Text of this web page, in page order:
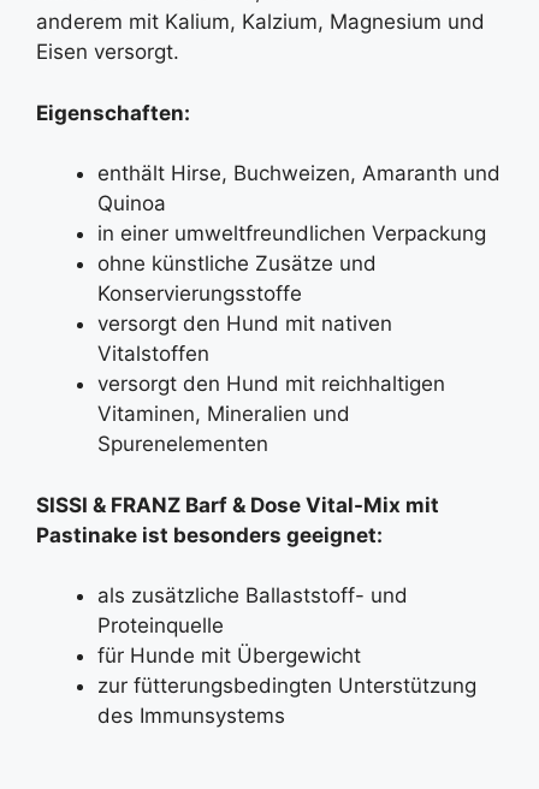
anderem mit Kalium, Kalzium, Magnesium und
Eisen versorgt.
Eigenschaften:
enthält Hirse, Buchweizen, Amaranth und
Quinoa
in einer umweltfreundlichen Verpackung
ohne künstliche Zusätze und
Konservierungsstoffe
versorgt den Hund mit nativen
Vitalstoffen
versorgt den Hund mit reichhaltigen
Vitaminen, Mineralien und
Spurenelementen
SISSI & FRANZ Barf & Dose Vital-Mix mit
Pastinake ist besonders geeignet:
als zusätzliche Ballaststoff- und
Proteinquelle
für Hunde mit Übergewicht
zur fütterungsbedingten Unterstützung
des Immunsystems